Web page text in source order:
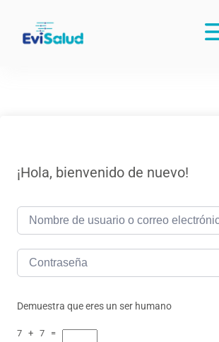
¡Hola, bienvenido de nuevo!
Demuestra que eres un ser humano
7 + 7 =